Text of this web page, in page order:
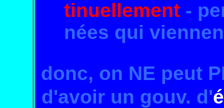
tinuellement -
nées qui
donc, on NE peut
d'avoir un gouv. d'